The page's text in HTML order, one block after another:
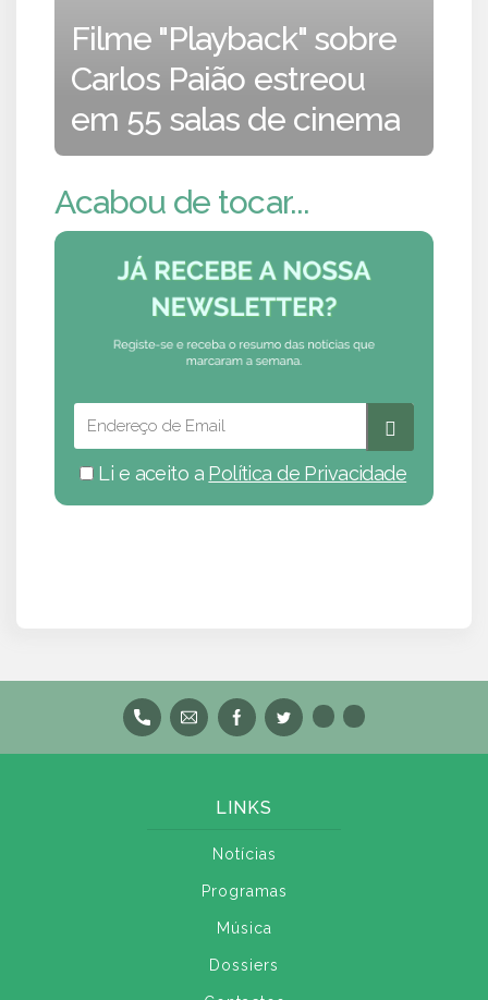
Filme "Playback" sobre
Carlos Paião estreou
em 55 salas de cinema
Acabou de tocar...
Li e aceito a Política de Privacidade
LINKS
Notícias
Programas
Música
Dossiers